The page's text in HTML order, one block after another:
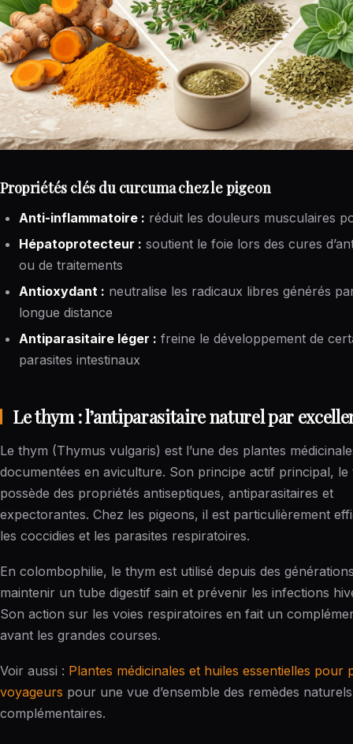
Propriétés clés du curcuma chez le pigeon
Anti-inflammatoire : réduit les douleurs musculaires
Hépatoprotecteur : soutient le foie lors des cures
ou de traitements
Antioxydant : neutralise les radicaux libres générés
longue distance
Antiparasitaire léger : freine le développement de
parasites intestinaux
Le thym : l’antiparasitaire naturel par
Le thym (Thymus vulgaris) est l’une des plantes
documentées en aviculture. Son principe actif principal, le
possède des propriétés antiseptiques, antiparasitaires et
expectorantes. Chez les pigeons, il est particulièrement
les coccidies et les parasites respiratoires.
En colombophilie, le thym est utilisé depuis des
maintenir un tube digestif sain et prévenir les infections
Son action sur les voies respiratoires en fait un
avant les grandes courses.
Voir aussi : Plantes médicinales et huiles essentielles pour
voyageurs pour une vue d’ensemble des remèdes naturels
complémentaires.